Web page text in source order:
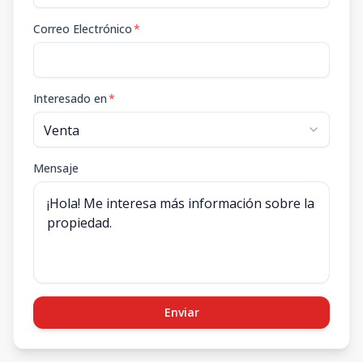
Correo Electrónico*
Interesado en*
Mensaje
Enviar